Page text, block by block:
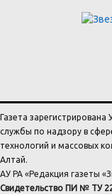
Газета
службы по надзору в
технологий и массовых
Алтай.
АУ РА «Редакция газеты
Свидетельство ПИ № ТУ